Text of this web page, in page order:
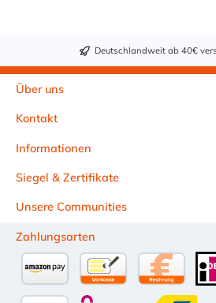
die Montage sichere
Verbindung mit dem
Schlauch Flexibilität
großer Spannbereich
großer
Deutschlandweit ab 40€
Über uns
Kontakt
Informationen
Unsere Communities
Siegel & Zertifikate
Zahlungsarten
Kauf auf
Amazon Pay Vorkasse per